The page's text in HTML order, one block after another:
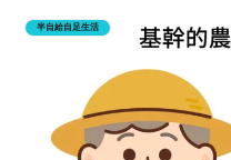
半自給自足生活